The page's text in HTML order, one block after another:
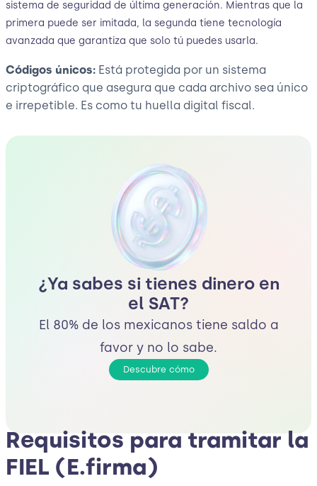
sistema de seguridad de última generación. Mientras que la
primera puede ser imitada, la segunda tiene tecnología
avanzada que garantiza que solo tú puedes usarla.
Códigos únicos: Está protegida por un sistema
criptográfico que asegura que cada archivo sea único
e irrepetible. Es como tu huella digital fiscal.
¿Ya sabes si tienes dinero en
el SAT?
El 80% de los mexicanos tiene saldo a
favor y no lo sabe.
Descubre cómo
Requisitos para tramitar la
FIEL (E.firma)